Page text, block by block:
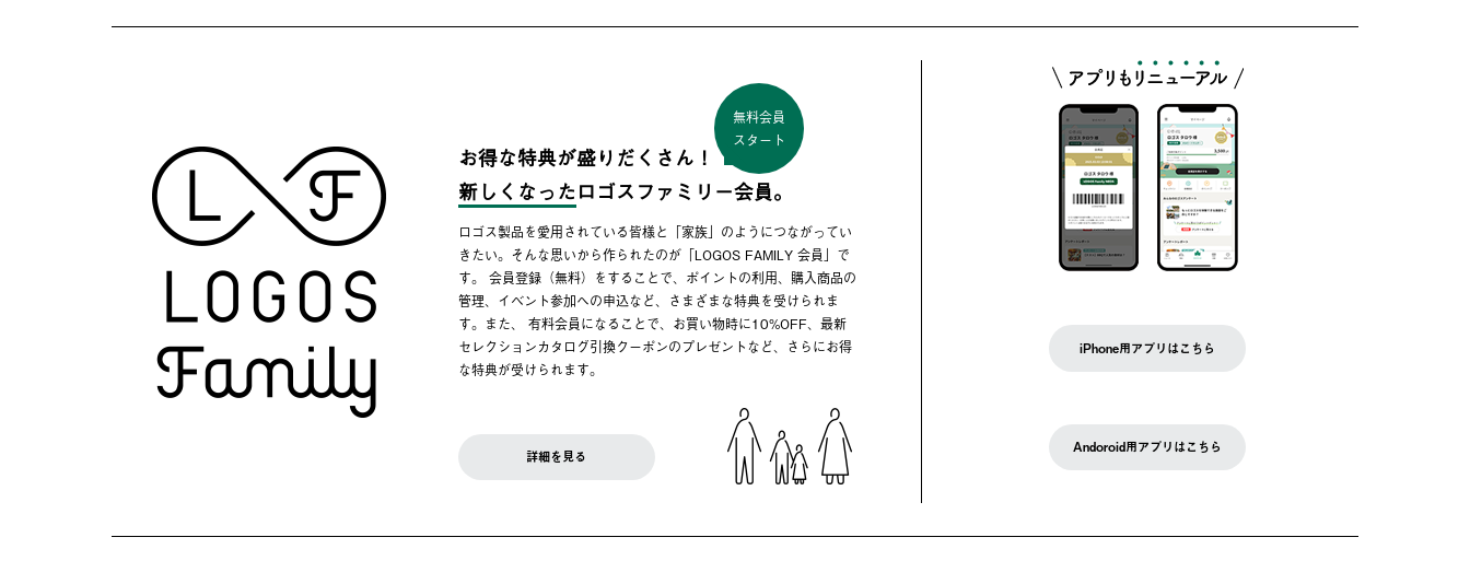
お得な特典が盛りだくさん！
無料会員
スタート
新しくなったロゴスファミリー会員。
ロゴス製品を愛用されている皆様と「家族」のようにつながってい
きたい。そんな思いから作られたのが「LOGOS FAMILY 会員」で
す。 会員登録（無料）をすることで、ポイントの利用、購入商品の
管理、イベント参加への申込など、さまざまな特典を受けられま
す。また、 有料会員になることで、お買い物時に10%OFF、最新
セレクションカタログ引換クーポンのプレゼントなど、さらにお得
な特典が受けられます。
詳細を見る
iPhone用アプリはこちら
Andoroid用アプリはこちら